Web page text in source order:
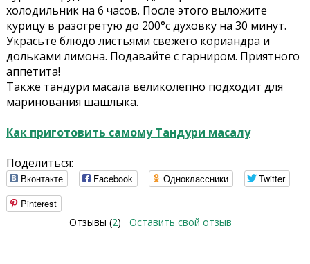
холодильник на 6 часов. После этого выложите
курицу в разогретую до 200°с духовку на 30 минут.
Украсьте блюдо листьями свежего кориандра и
дольками лимона. Подавайте с гарниром. Приятного
аппетита!
Также тандури масала великолепно подходит для
маринования шашлыка.
Как приготовить самому Тандури масалу
Поделиться:
Вконтакте Facebook Одноклассники
Twitter
Pinterest
Отзывы (2) Оставить свой отзыв